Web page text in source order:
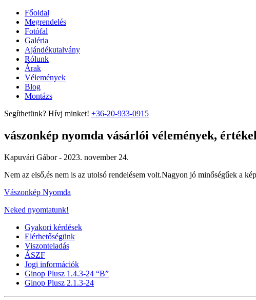
Főoldal
Megrendelés
Fotófal
Galéria
Ajándékutalvány
Rólunk
Árak
Vélemények
Blog
Montázs
Segíthetünk? Hívj minket! +36-20-933-0915
vászonkép nyomda vásárlói vélemények,
Kapuvári Gábor - 2023. november 24.
Nem az első,és nem is az utolsó rendelésem volt.Nagyon jó minőségűek a
Vászonkép Nyomda
Neked nyomtatunk!
Gyakori kérdések
Elérhetőségünk
Viszonteladás
ÁSZF
Jogi információk
Ginop Plusz 1.4.3-24 “B”
Ginop Plusz 2.1.3-24